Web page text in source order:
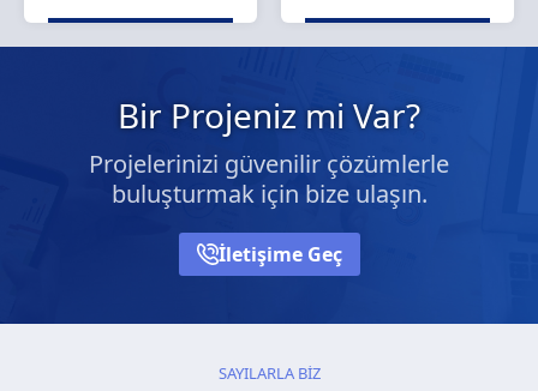
Bir Projeniz mi Var?
Projelerinizi güvenilir çözümlerle
buluşturmak için bize ulaşın.
İletişime Geç
SAYILARLA BİZ